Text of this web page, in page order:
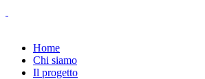
Home
Chi siamo
Il progetto